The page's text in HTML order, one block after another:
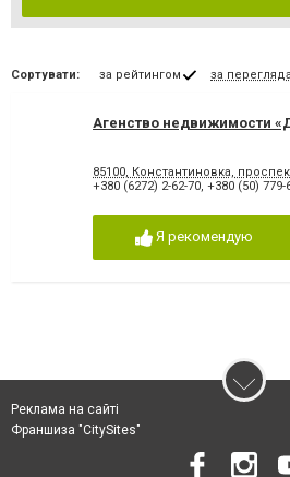
Сортувати: за рейтингом за
Агенство недвижимости
85100, Константиновка,
+380 (6272) 2-62-70, +380 (50) 779-
Я рекомендую
Реклама на сайті
Франшиза "CitySites"